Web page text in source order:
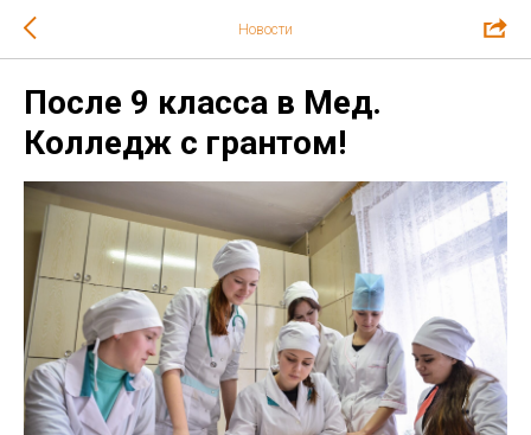
Новости
После 9 класса в Мед.
Колледж с грантом!